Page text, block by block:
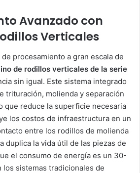
Avanzado con
Verticales
procesamiento a gran escala de
de rodillos verticales de la serie
sin igual. Este sistema integrado
trituración, molienda y separación
que reduce la superficie necesaria
los costos de infraestructura en un
entre los rodillos de molienda
duplica la vida útil de las piezas de
el consumo de energía es un 30-
los sistemas tradicionales de